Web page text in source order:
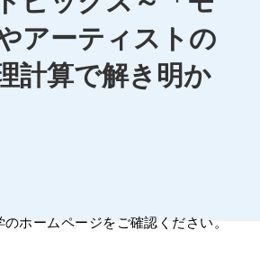
アーティストの
計算で解き明か
ホームページをご確認ください。